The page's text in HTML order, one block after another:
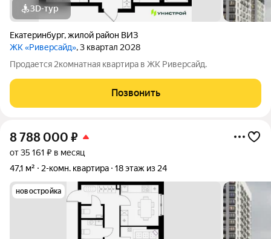
3D-тур
Екатеринбург,жилой район ВИЗ
ЖК «Риверсайд», 3 квартал 2028
Продается 2комнатная квартира в ЖК Риверсайд.
Позвонить
8 788 000 ₽
от 35 161 ₽ в месяц
47,1 м²
2-комн. квартира 18 этаж из 24
новостройка